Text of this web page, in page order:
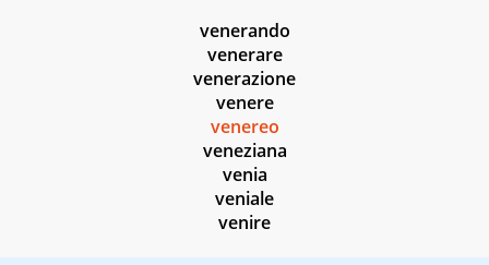
venerando
venerare
venerazione
venere
venereo
veneziana
venia
veniale
venire